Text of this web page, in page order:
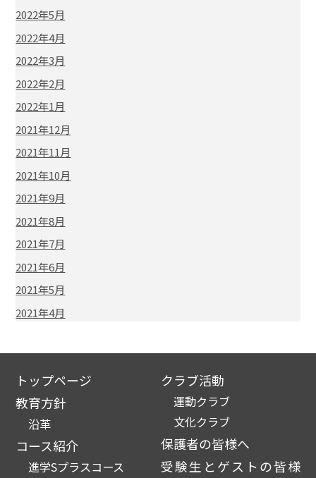
2022年5月
2022年4月
2022年3月
2022年2月
2022年1月
2021年12月
2021年11月
2021年10月
2021年9月
2021年8月
2021年7月
2021年6月
2021年5月
2021年4月
トップページ
教育方針
沿革
コース紹介
進学Sプラスコース
クラブ活動
運動クラブ
文化クラブ
保護者の皆様へ
受験生とゲストの皆様